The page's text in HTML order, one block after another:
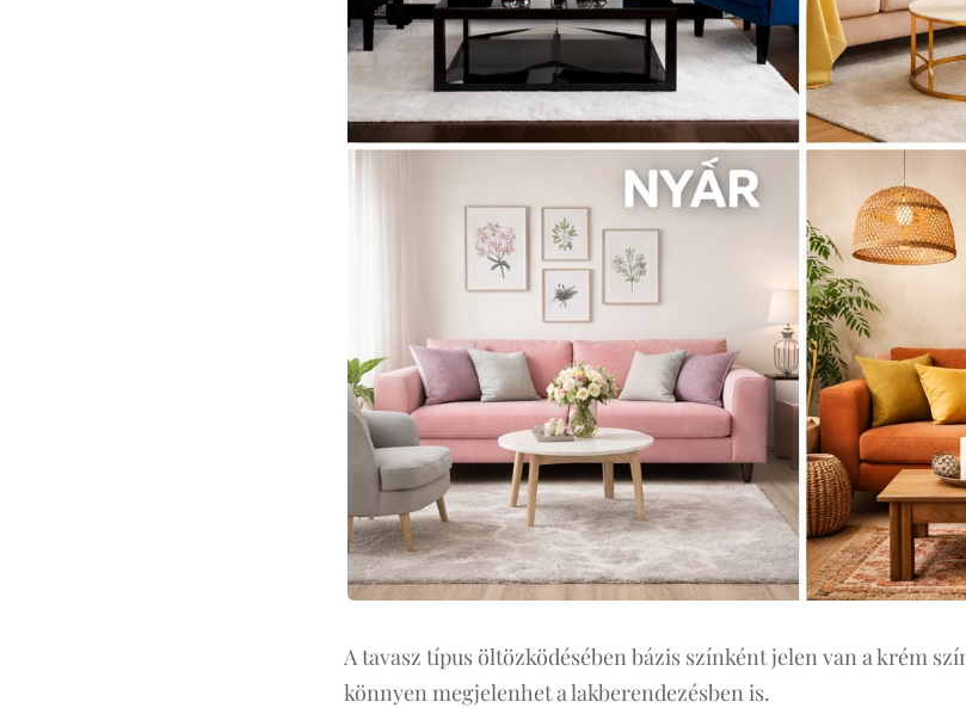
A tavasz típus öltözködésében bázis színként jelen van a krém
könnyen megjelenhet a lakberendezésben is.